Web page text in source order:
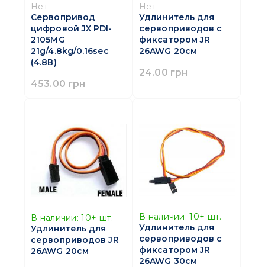
Нет
Сервопривод
цифровой JX PDI-
2105MG
21g/4.8kg/0.16sec
(4.8В)
453.00 грн
Нет
Удлинитель для
сервоприводов с
фиксатором JR
26AWG 20см
24.00 грн
В наличии: 10+ шт.
Удлинитель для
сервоприводов JR
26AWG 20см
В наличии: 10+ шт.
Удлинитель для
сервоприводов с
фиксатором JR
26AWG 30см